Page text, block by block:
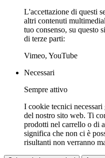
L'accettazione di questi
altri contenuti
tuo consenso, su questo
di terze parti:
Vimeo, YouTube
Necessari
Sempre attivo
I cookie tecnici
del nostro sito web. Ti
prodotti nel carrello o di
significa che non ci è
risultanti non verranno